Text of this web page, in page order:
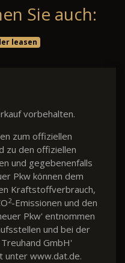
Sie auch:
leasen
vorbehalten.
zum offiziellen
zu den offiziellen
und gegebenenfalls
Pkw können dem
Kraftstoffverbrauch,
2-Emissionen und den
Pkw' entnommen
und bei der
GmbH'
unter www.dat.de.